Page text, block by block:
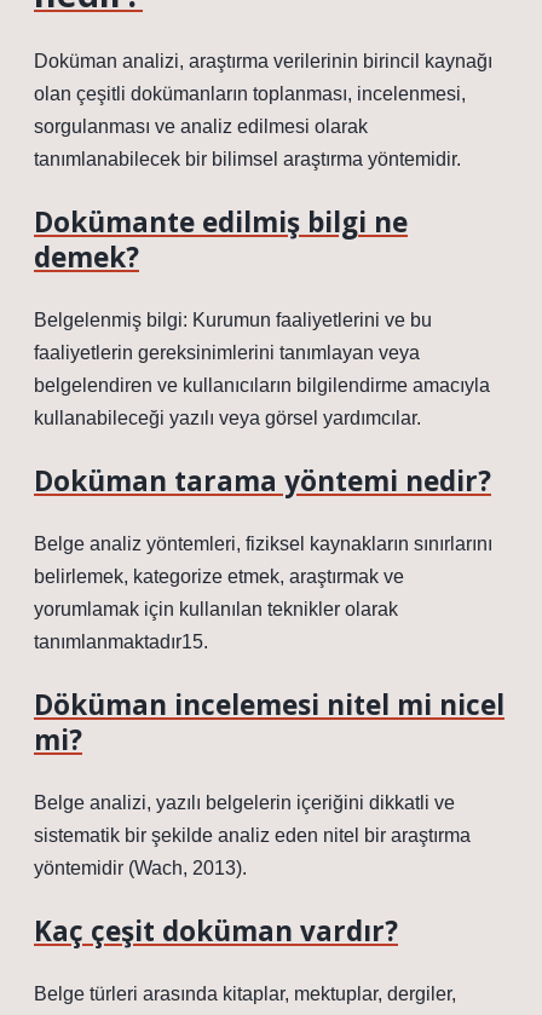
Doküman analizi, araştırma verilerinin birincil kaynağı
olan çeşitli dokümanların toplanması, incelenmesi,
sorgulanması ve analiz edilmesi olarak
tanımlanabilecek bir bilimsel araştırma yöntemidir.
Dokümante edilmiş bilgi ne
demek?
Belgelenmiş bilgi: Kurumun faaliyetlerini ve bu
faaliyetlerin gereksinimlerini tanımlayan veya
belgelendiren ve kullanıcıların bilgilendirme amacıyla
kullanabileceği yazılı veya görsel yardımcılar.
Doküman tarama yöntemi nedir?
Belge analiz yöntemleri, fiziksel kaynakların sınırlarını
belirlemek, kategorize etmek, araştırmak ve
yorumlamak için kullanılan teknikler olarak
tanımlanmaktadır15.
Döküman incelemesi nitel mi nicel
mi?
Belge analizi, yazılı belgelerin içeriğini dikkatli ve
sistematik bir şekilde analiz eden nitel bir araştırma
yöntemidir (Wach, 2013).
Kaç çeşit doküman vardır?
Belge türleri arasında kitaplar, mektuplar, dergiler,